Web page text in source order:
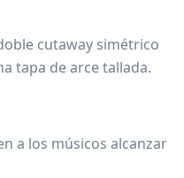
cutaway simétrico
tapa de arce tallada.
a los músicos alcanzar